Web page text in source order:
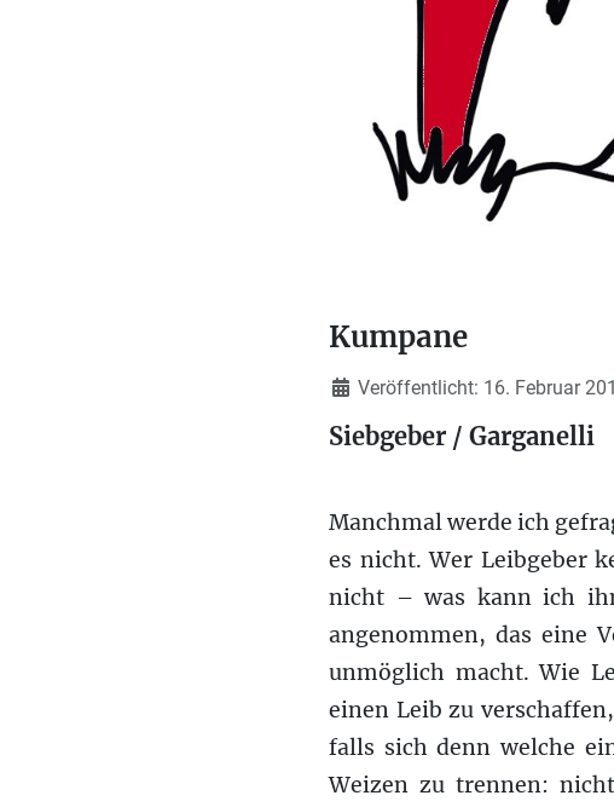
Kumpane
DetailsVeröffentlicht: 16. Februar
Siebgeber / Garganelli
Manchmal werde ich
es nicht. Wer Leibgeber
nicht – was kann ich
angenommen, das eine
unmöglich macht. Wie
einen Leib zu
falls sich denn welche
Weizen zu trennen: